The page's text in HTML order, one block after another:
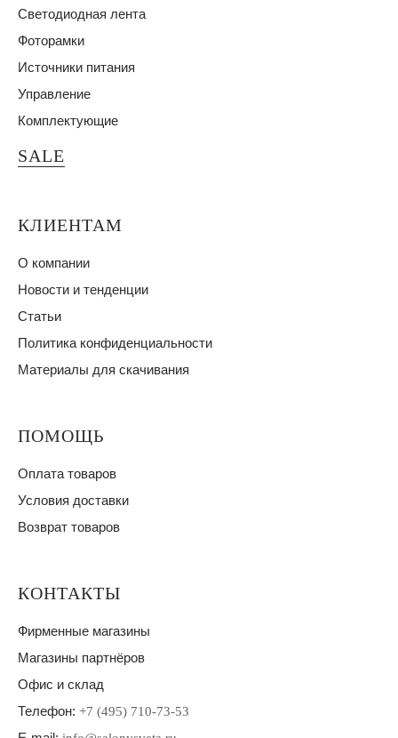
Светодиодная лента
Фоторамки
Источники питания
Управление
Комплектующие
SALE
КЛИЕНТАМ
О компании
Новости и тенденции
Статьи
Политика конфиденциальности
Материалы для скачивания
ПОМОЩЬ
Оплата товаров
Условия доставки
Возврат товаров
КОНТАКТЫ
Фирменные магазины
Магазины партнёров
Офис и склад
Телефон: +7 (495) 710-73-53